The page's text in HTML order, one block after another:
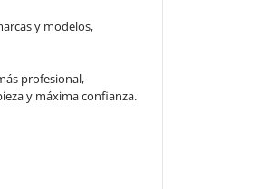
y modelos,
profesional,
y máxima confianza.